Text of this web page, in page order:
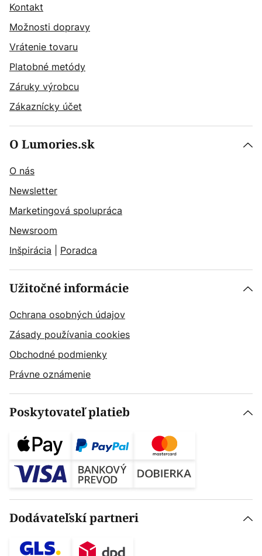
Kontakt
Možnosti dopravy
Vrátenie tovaru
Platobné metódy
Záruky výrobcu
Zákaznícky účet
O Lumories.sk
O nás
Newsletter
Marketingová spolupráca
Newsroom
Inšpirácia
Poradca
Užitočné informácie
Ochrana osobných údajov
Zásady používania cookies
Obchodné podmienky
Právne oznámenie
Poskytovateľ platieb
Dodávateľskí partneri